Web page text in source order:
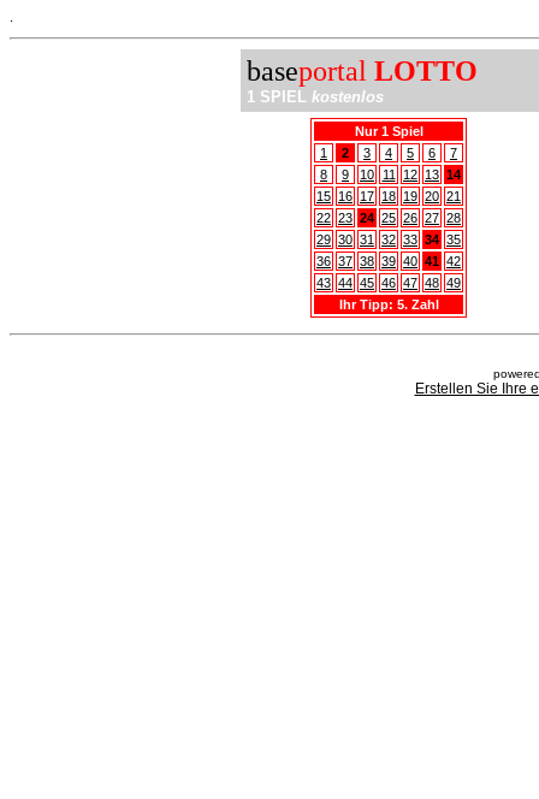
baseportal LOTTO
1 SPIEL kostenlos
Nur 1 Spiel
1
2 3 4 5 6
7
8
9 10 11 12 13 14
15 16 17 18 19 20 21
22 23 24 25 26 27 28
29 30 31 32 33 34 35
36 37 38 39 40 41 42
43 44 45 46 47 48 49
Ihr Tipp: 5. Zahl
Erstellen Sie Ihre